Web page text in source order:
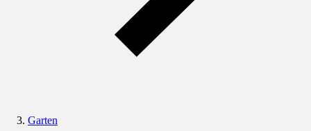
Garten